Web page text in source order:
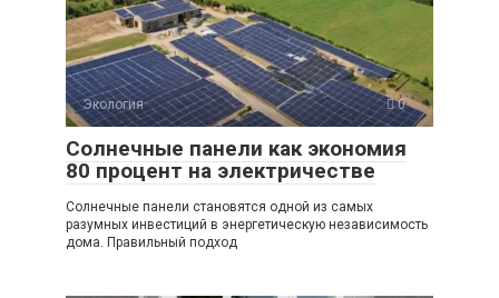
Экология 0
Солнечные панели как экономия
80 процент на электричестве
Солнечные панели становятся одной из самых
разумных инвестиций в энергетическую независимость
дома. Правильный подход